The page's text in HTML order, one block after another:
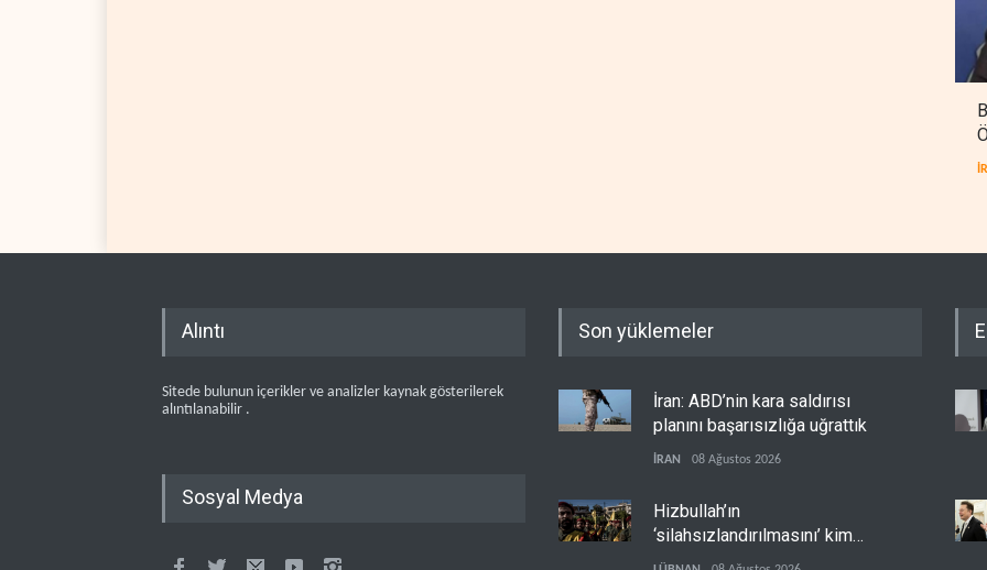
Alıntı
Sitede bulunun içerikler ve analizler kaynak gösterilerek
alıntılanabilir .
Sosyal Medya
Son yüklemeler
İran: ABD’nin kara saldırısı
planını başarısızlığa uğrattık
İRAN 08 Ağustos 2026
Hizbullah’ın
‘silahsızlandırılmasını’ kim
denetleyecek?